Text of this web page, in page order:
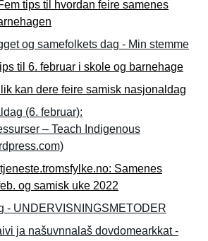
tips til hvordan feire samenes
og samefolkets dag - Min stemme
til 6. februar i skole og barnehage
kan dere feire samisk nasjonaldag
(6. februar):
– Teach Indigenous
Samenes
og samisk uke 2022
- UNDERVISNINGSMETODER
ja našuvnnalaš dovdomearkkat -